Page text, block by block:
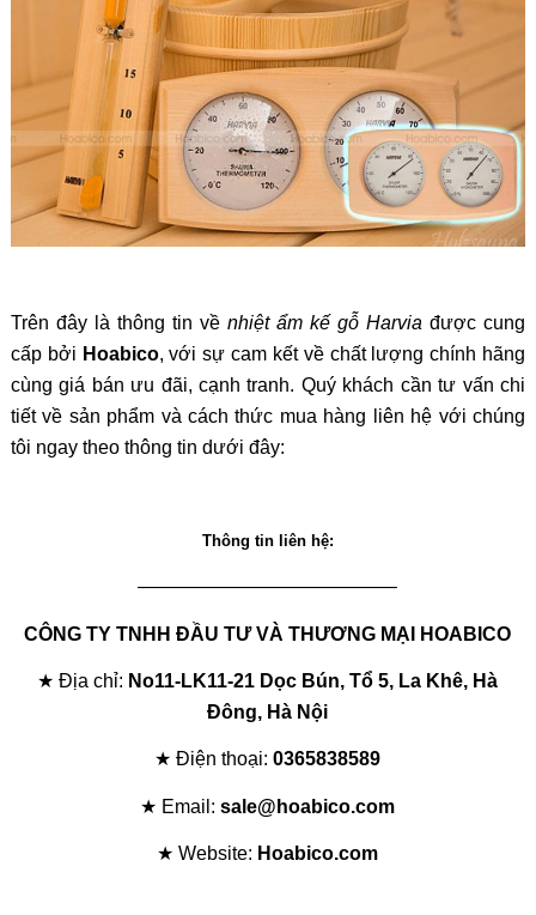
Trên đây là thông tin về nhiệt ẩm kế gỗ Harvia được cung
cấp bởi Hoabico, với sự cam kết về chất lượng chính hãng
cùng giá bán ưu đãi, cạnh tranh. Quý khách cần tư vấn chi
tiết về sản phẩm và cách thức mua hàng liên hệ với chúng
tôi ngay theo thông tin dưới đây:
Thông tin liên hệ:
—————————————–
CÔNG TY TNHH ĐẦU TƯ VÀ THƯƠNG MẠI HOABICO
★ Địa chỉ: No11-LK11-21 Dọc Bún, Tổ 5, La Khê, Hà
Đông, Hà Nội
★ Điện thoại:0365838589
★ Email:sale@hoabico.com
★ Website: Hoabico.com